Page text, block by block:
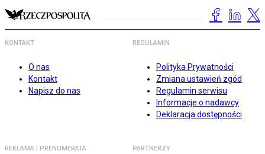
KONTAKT
O nas
Kontakt
Napisz do nas
REGULAMIN
Polityka Prywatności
Zmiana ustawień zgód
Regulamin serwisu
Informacje o nadawcy
Deklaracja dostępności
REKLAMA I PRENUMERATA PARTNERZY